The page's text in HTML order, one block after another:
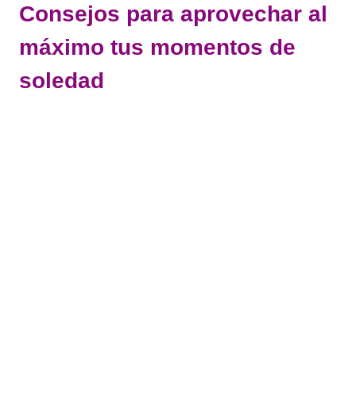
Consejos para aprovechar al
máximo tus momentos de
soledad